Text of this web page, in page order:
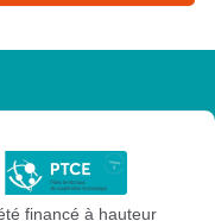
financé à hauteur